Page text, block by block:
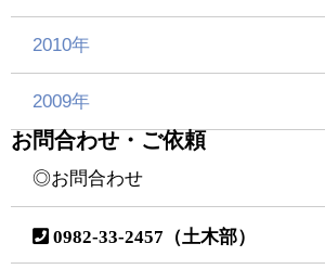
2010年
2009年
お問合わせ・ご依頼
◎お問合わせ
0982-33-2457（土木部）